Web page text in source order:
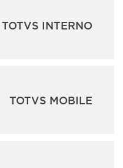
TOTVS INTERNO
TOTVS MOBILE